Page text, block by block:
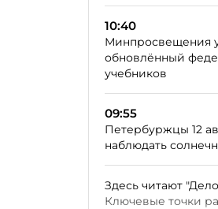
10:40
Минпросвещения
обновлённый
учебников
09:55
Петербуржцы 12
наблюдать
Здесь читают
Ключевые точки